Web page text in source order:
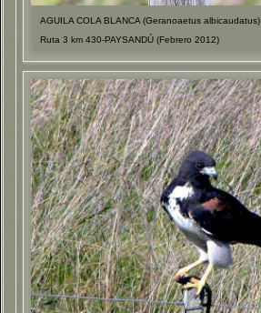
AGUILA COLA BLANCA (Geranoaetus albicaudatus)
Ruta 3 km 430-PAYSANDÚ (Febrero 2012)